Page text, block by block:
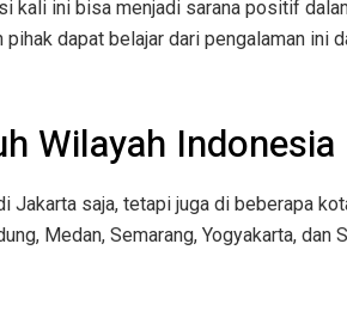
kali ini bisa menjadi sarana positif
dapat belajar dari pengalaman ini
Wilayah Indonesia
Jakarta saja, tetapi juga di beberapa
Medan, Semarang, Yogyakarta, dan